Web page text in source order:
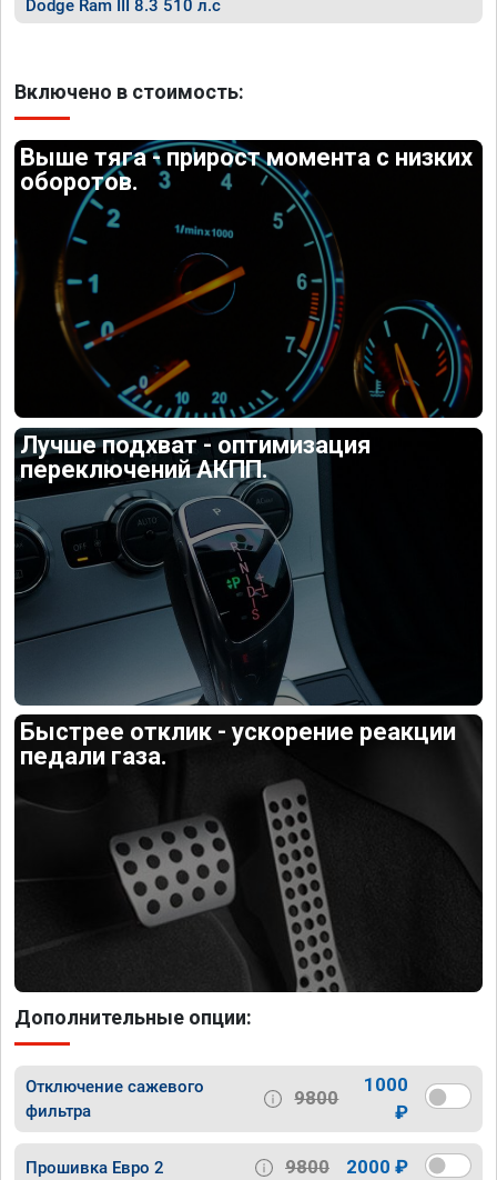
Dodge Ram III 8.3 510 л.с
Включено в стоимость:
Выше тяга - прирост момента с низких
оборотов.
Лучше подхват - оптимизация
переключений АКПП.
Быстрее отклик - ускорение реакции
педали газа.
Дополнительные опции:
Отключение сажевого
фильтра
9800
1000
₽
Прошивка Евро 2 9800 2000 ₽